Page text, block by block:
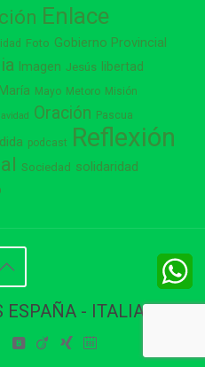
Enlace
Foto Gobierno Provincial
Imagen Jesús libertad
María Mayo Metoro Misión
Oración Pascua
podcast Reflexión
Sociedad solidaridad
ESPAÑA - ITALIA